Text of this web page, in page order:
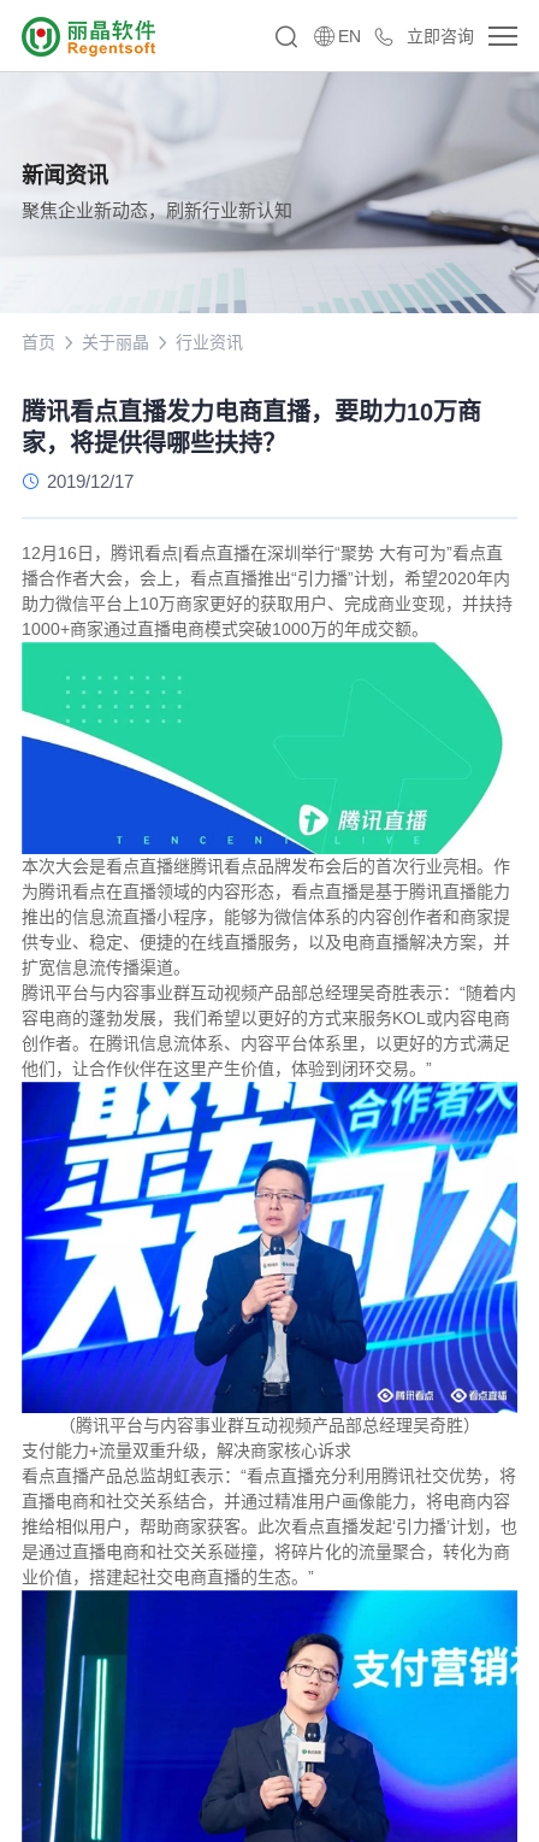
立即咨询
EN
新闻资讯
聚焦企业新动态，刷新行业新认知
首页 关于丽晶 行业资讯
腾讯看点直播发力电商直播，要助力10万商
家，将提供得哪些扶持？
2019/12/17
12月16日，腾讯看点|看点直播在深圳举行“聚势 大有可为”看点直
播合作者大会，会上，看点直播推出“引力播”计划，希望2020年内
助力微信平台上10万商家更好的获取用户、完成商业变现，并扶持
1000+商家通过直播电商模式突破1000万的年成交额。
本次大会是看点直播继腾讯看点品牌发布会后的首次行业亮相。作
为腾讯看点在直播领域的内容形态，看点直播是基于腾讯直播能力
推出的信息流直播小程序，能够为微信体系的内容创作者和商家提
供专业、稳定、便捷的在线直播服务，以及电商直播解决方案，并
扩宽信息流传播渠道。
腾讯平台与内容事业群互动视频产品部总经理吴奇胜表示：“随着内
容电商的蓬勃发展，我们希望以更好的方式来服务KOL或内容电商
创作者。在腾讯信息流体系、内容平台体系里，以更好的方式满足
他们，让合作伙伴在这里产生价值，体验到闭环交易。”
（腾讯平台与内容事业群互动视频产品部总经理吴奇胜）
支付能力+流量双重升级，解决商家核心诉求
看点直播产品总监胡虹表示：“看点直播充分利用腾讯社交优势，将
直播电商和社交关系结合，并通过精准用户画像能力，将电商内容
推给相似用户，帮助商家获客。此次看点直播发起‘引力播’计划，也
是通过直播电商和社交关系碰撞，将碎片化的流量聚合，转化为商
业价值，搭建起社交电商直播的生态。”